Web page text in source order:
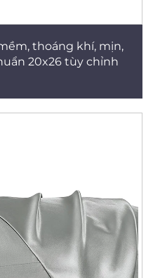
thoáng khí, mịn,
20x26 tùy chỉnh